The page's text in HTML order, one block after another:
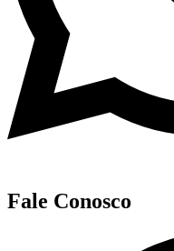
Fale Conosco